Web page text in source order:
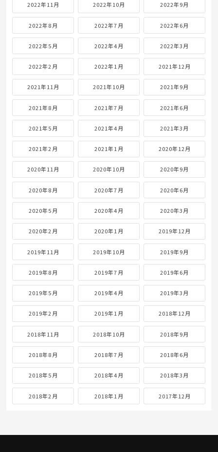
2022年11月 2022年10月 2022年9月
2022年8月 2022年7月 2022年6月
2022年5月 2022年4月 2022年3月
2022年2月 2022年1月 2021年12月
2021年11月 2021年10月 2021年9月
2021年8月 2021年7月 2021年6月
2021年5月 2021年4月 2021年3月
2021年2月 2021年1月 2020年12月
2020年11月 2020年10月 2020年9月
2020年8月 2020年7月 2020年6月
2020年5月 2020年4月 2020年3月
2020年2月 2020年1月 2019年12月
2019年11月 2019年10月 2019年9月
2019年8月 2019年7月 2019年6月
2019年5月 2019年4月 2019年3月
2019年2月 2019年1月 2018年12月
2018年11月 2018年10月 2018年9月
2018年8月 2018年7月 2018年6月
2018年5月 2018年4月 2018年3月
2018年2月 2018年1月 2017年12月